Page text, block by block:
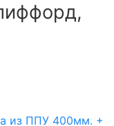
из ППУ 400мм. +